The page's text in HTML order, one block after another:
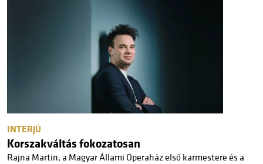
INTERJÚ
Korszakváltás fokozatosan
Rajna Martin, a Magyar Állami Operaház első karmestere és a